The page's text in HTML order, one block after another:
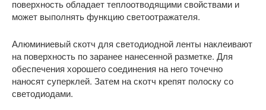
поверхность обладает теплоотводящими свойствами и
может выполнять функцию светоотражателя.
Алюминиевый скотч для светодиодной ленты наклеивают
на поверхность по заранее нанесенной разметке. Для
обеспечения хорошего соединения на него точечно
наносят суперклей. Затем на скотч крепят полоску со
светодиодами.